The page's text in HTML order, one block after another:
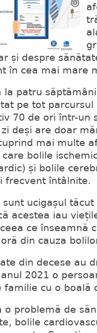
și despre
în cea mai mare
patru săptămâni
pe tot
70 de ori într-un
deși are doar
mai multe
bolile
și bolile
frecvent întâlnite.
ucigașul
acestea iau
ce înseamnă
din cauza
din decese au
2021 o
cu o boală
problemă de
bolile